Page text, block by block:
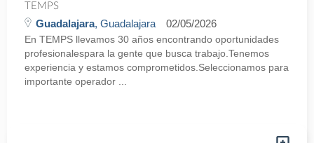
TEMPS
Guadalajara, Guadalajara 02/05/2026
En TEMPS llevamos 30 años encontrando oportunidades
profesionalespara la gente que busca trabajo.Tenemos
experiencia y estamos comprometidos.Seleccionamos para
importante operador ...